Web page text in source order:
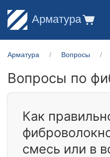
Арматура
Арматура Вопросы
Вопросы по
Как
смесь или в